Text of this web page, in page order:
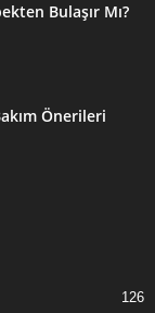
Bulaşır Mı?
Önerileri
126